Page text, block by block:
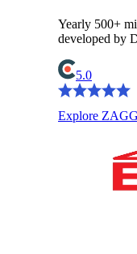
Yearly 500+
developed by
5.0
Explore